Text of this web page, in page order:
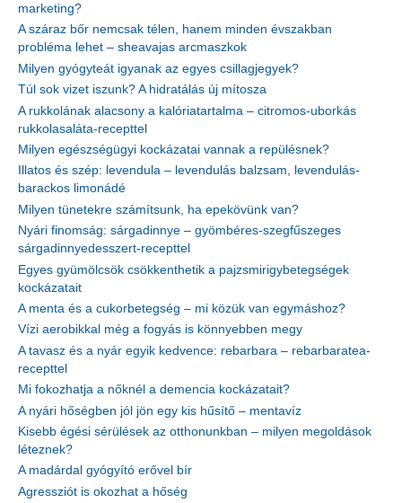
marketing?
A száraz bőr nemcsak télen, hanem minden évszakban
probléma lehet – sheavajas arcmaszkok
Milyen gyógyteát igyanak az egyes csillagjegyek?
Túl sok vizet iszunk? A hidratálás új mítosza
A rukkolának alacsony a kalóriatartalma – citromos-uborkás
rukkolasaláta-recepttel
Milyen egészségügyi kockázatai vannak a repülésnek?
Illatos és szép: levendula – levendulás balzsam, levendulás-
barackos limonádé
Milyen tünetekre számítsunk, ha epekövünk van?
Nyári finomság: sárgadinnye – gyömbéres-szegfűszeges
sárgadinnyedesszert-recepttel
Egyes gyümölcsök csökkenthetik a pajzsmirigybetegségek
kockázatait
A menta és a cukorbetegség – mi közük van egymáshoz?
Vízi aerobikkal még a fogyás is könnyebben megy
A tavasz és a nyár egyik kedvence: rebarbara – rebarbaratea-
recepttel
Mi fokozhatja a nőknél a demencia kockázatait?
A nyári hőségben jól jön egy kis hűsítő – mentavíz
Kisebb égési sérülések az otthonunkban – milyen megoldások
léteznek?
A madárdal gyógyító erővel bír
Agressziót is okozhat a hőség